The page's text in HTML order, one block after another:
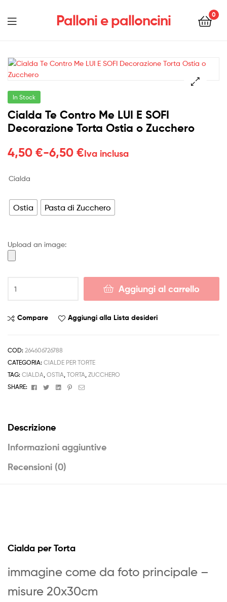
Palloni e palloncini 0
Menu
In Stock
Cialda Te Contro Me LUI E SOFI
Decorazione Torta Ostia o Zucchero
4,50 €-6,50 €
Fascia
da
a
Iva inclusa
Cialda
Ostia Pasta di Zucchero
Upload an image:
Me
SOFI
Decorazione
Torta
Aggiungi al carrello
Compare Aggiungi alla Lista desideri
COD: 264606726788
CATEGORIA: CIALDE PER TORTE
TAG: CIALDA, OSTIA, TORTA, ZUCCHERO
SHARE:
FacebookTwitterLinkedinPinterest
Email
Descrizione
Informazioni aggiuntive
Recensioni (0)
Cialda per Torta
immagine come da foto principale –
misure 20x30cm